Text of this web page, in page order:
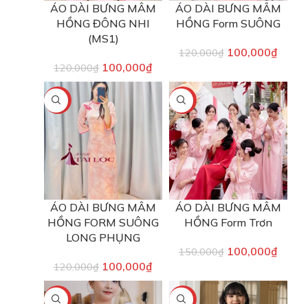
ÁO DÀI BƯNG MÂM
HỒNG ĐÔNG NHI
(MS1)
120,000₫ 100,000₫
ÁO DÀI BƯNG MÂM
HỒNG Form SUÔNG
120,000₫ 100,000₫
-17%
ÁO DÀI BƯNG MÂM
HỒNG FORM SUÔNG
LONG PHỤNG
120,000₫ 100,000₫
-33%
ÁO DÀI BƯNG MÂM
HỒNG Form Trơn
150,000₫ 100,000₫
-17% -17%